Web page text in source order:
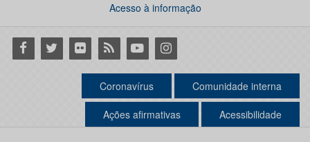
Acesso à informação
Facebook
Twitter Flickr RSS YoutubeInstagram
Coronavírus Comunidade interna
Ações afirmativas Acessibilidade